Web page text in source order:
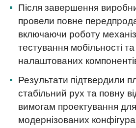
Після завершення
провели повне
включаючи роботу
тестування мобільності та
налаштованих
Результати підтвердили
стабільний рух та повну
вимогам проектування для
модернізованих